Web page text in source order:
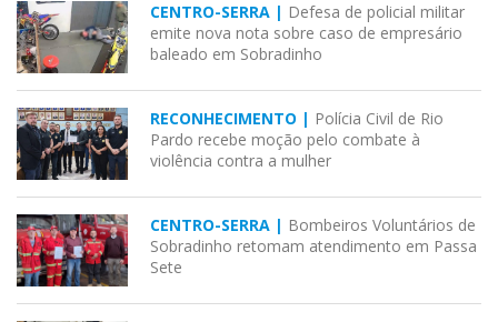
CENTRO-SERRA | Defesa de policial militar
emite nova nota sobre caso de empresário
baleado em Sobradinho
RECONHECIMENTO | Polícia Civil de Rio
Pardo recebe moção pelo combate à
violência contra a mulher
CENTRO-SERRA | Bombeiros Voluntários de
Sobradinho retomam atendimento em Passa
Sete